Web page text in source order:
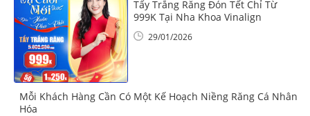
Tẩy Trắng Răng Đón Tết Chỉ Từ
999K Tại Nha Khoa Vinalign
29/01/2026
Mỗi Khách Hàng Cần Có Một Kế Hoạch Niềng Răng Cá Nhân
Hóa